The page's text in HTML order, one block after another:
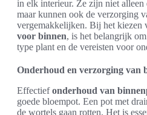
in elk interieur. Ze zijn niet alleen
maar kunnen ook de verzorging
vergemakkelijken. Bij het kiezen
voor binnen, is het belangrijk
type plant en de vereisten voor
Onderhoud en verzorging van
Effectiefonderhoud van
goede bloempot. Een pot met
de wortels gaan rotten. Het is